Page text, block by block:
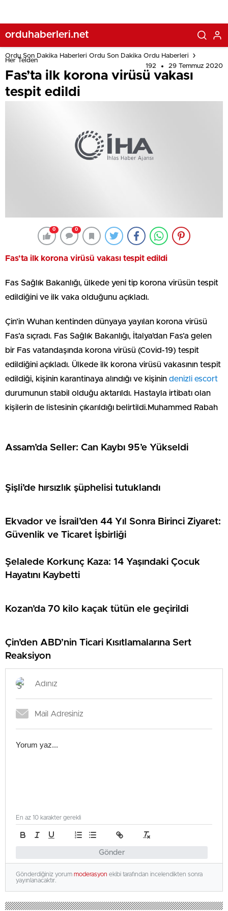
orduhaberleri.net
Ordu Son Dakika Haberleri Ordu Son Dakika Ordu Haberleri
Her Telden
192
29 Temmuz 2020
Fas’ta ilk korona virüsü vakası
tespit edildi
0 0
Fas’ta ilk korona virüsü vakası tespit edildi
Fas Sağlık Bakanlığı, ülkede yeni tip korona virüsün tespit
edildiğini ve ilk vaka olduğunu açıkladı.
Çin’in Wuhan kentinden dünyaya yayılan korona virüsü
Fas’a sıçradı. Fas Sağlık Bakanlığı, İtalya’dan Fas’a gelen
bir Fas vatandaşında korona virüsü (Covid-19) tespit
edildiğini açıkladı. Ülkede ilk korona virüsü vakasının tespit
edildiği, kişinin karantinaya alındığı ve kişinin denizli escort
durumunun stabil olduğu aktarıldı. Hastayla irtibatı olan
kişilerin de listesinin çıkarıldığı belirtildi.Muhammed Rabah
Assam’da Seller: Can Kaybı 95’e Yükseldi
Şişli’de hırsızlık şüphelisi tutuklandı
Ekvador ve İsrail’den 44 Yıl Sonra Birinci Ziyaret:
Güvenlik ve Ticaret İşbirliği
Şelalede Korkunç Kaza: 14 Yaşındaki Çocuk
Hayatını Kaybetti
Kozan’da 70 kilo kaçak tütün ele geçirildi
Çin’den ABD’nin Ticari Kısıtlamalarına Sert
Reaksiyon
Gönder
En az 10 karakter gerekli
Gönderdiğiniz yorum moderasyon ekibi tarafından incelendikten sonra
yayınlanacaktır.